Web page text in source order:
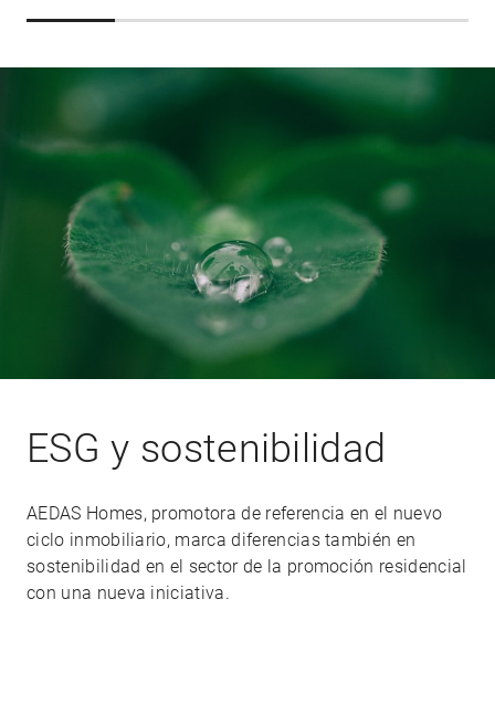
ESG y sostenibilidad
AEDAS Homes, promotora de referencia en el nuevo
ciclo inmobiliario, marca diferencias también en
sostenibilidad en el sector de la promoción residencial
con una nueva iniciativa.